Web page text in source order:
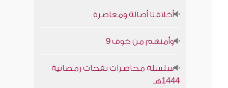
أخلاقنا أصالة ومعاصرة
وأمنهم من خوف 9
سلسلة محاضرات نفحات رمضانية
1444هـ